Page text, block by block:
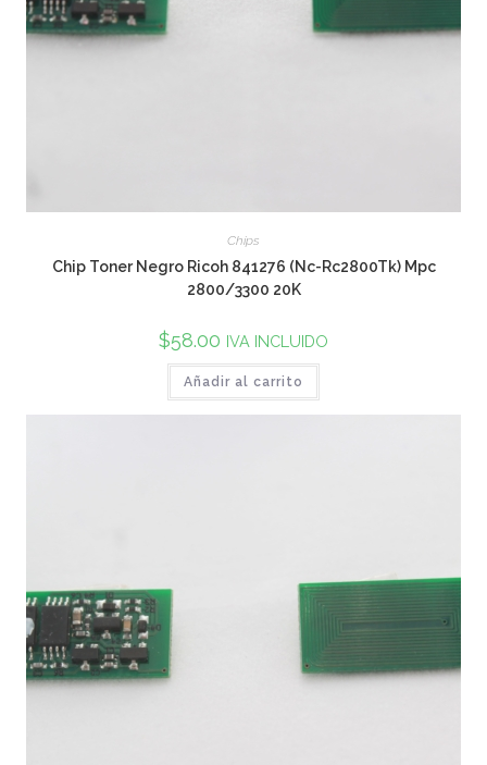
Chips
Chip Toner Negro Ricoh 841276 (Nc-Rc2800Tk) Mpc
2800/3300 20K
$58.00 IVA INCLUIDO
Añadir al carrito